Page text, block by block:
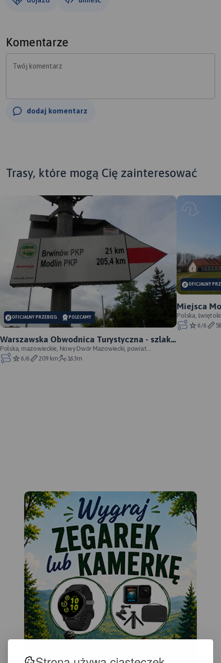
Komentarze
Twój komentarz
dodaj komentarz
Trasy, które mogą Cię zainteresować
OFICJALNY PRZEBIEG POLECAMY
Warszawska Obwodnica Turystyczna - szlak
pieszy - oficjalny przebieg
Polska, mazowieckie, Nowy Dwór Mazowiecki, powiat
nowodworski
6/6 209 km 163m
OFICJALNY
Miejsca
oficjalny
Polska,
6/6